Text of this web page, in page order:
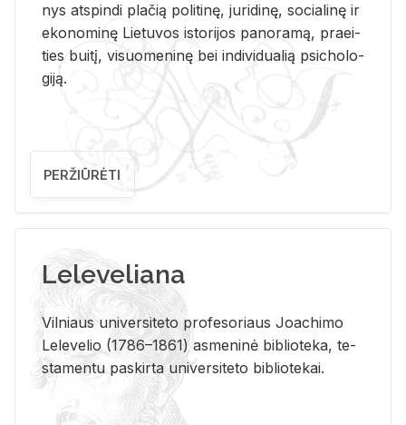
nys at­spin­di pla­čią po­li­ti­nę, ju­ri­di­nę, so­cia­li­nę ir
eko­no­mi­nę Lie­tu­vos is­to­ri­jos pa­no­ra­mą, pra­ei­
ties bui­tį, vi­suo­me­ni­nę bei in­di­vi­dua­lią psi­cho­lo­
gi­ją.
PERŽIŪRĖTI
Leleveliana
Vil­niaus uni­ver­si­te­to pro­fe­so­riaus Jo­a­chi­mo
Le­le­ve­lio (1786–1861) as­me­ni­nė bi­b­lio­te­ka, te­
sta­men­tu pa­skir­ta uni­ver­si­te­to bi­b­lio­te­kai.